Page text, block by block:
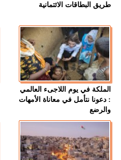
طريق البطاقات الائتمانية
الملكة في يوم اللاجىء العالمي
: دعونا نتأمل في معاناة الأمهات
والرضع